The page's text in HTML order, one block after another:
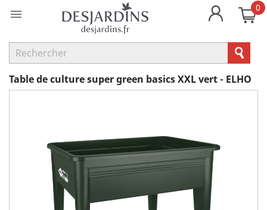
 0
Table de culture super green basics XXL vert - ELHO